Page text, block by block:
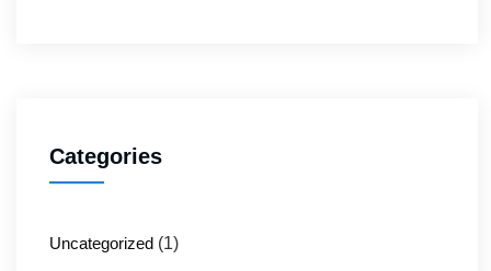
Categories
Uncategorized (1)